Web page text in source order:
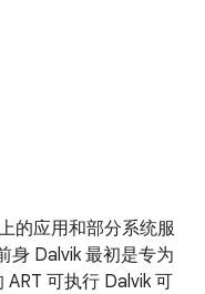
的应用和部分系统服
身 Dalvik 最初是专为
可执行 Dalvik 可